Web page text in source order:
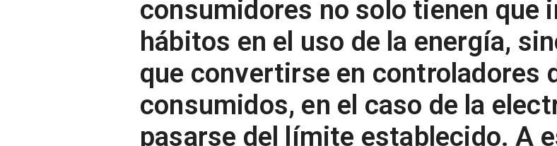
consumidores no solo tienen que
hábitos en el uso de la energía,
que convertirse en controladores
consumidos, en el caso de la
pasarse del límite establecido. A